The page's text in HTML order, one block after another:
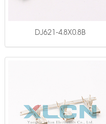
DJ621-4.8X0.8B